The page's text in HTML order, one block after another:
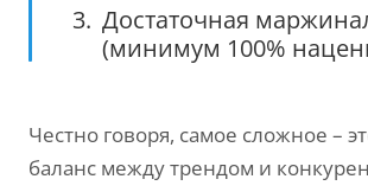
Достаточная
(минимум 100%
Честно говоря, самое сложное –
баланс между трендом и